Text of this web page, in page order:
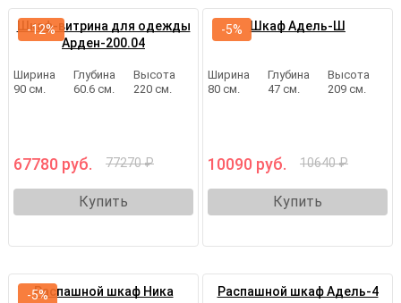
Шкаф-витрина для одежды
Арден-200.04
Ширина
90 см.
Глубина
60.6 см.
Высота
220 см.
67780 руб. 77270 ₽
Купить
-12% Шкаф Адель-Ш
Ширина
80 см.
Глубина
47 см.
Высота
209 см.
10090 руб. 10640 ₽
Купить
-5%
Распашной шкаф Ника
-5% Распашной шкаф Адель-4